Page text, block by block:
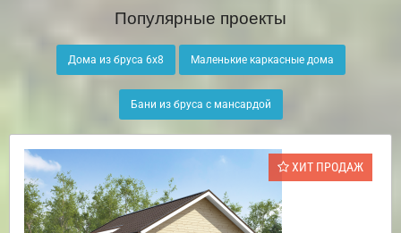
Популярные проекты
Дома из бруса 6х8 Маленькие каркасные дома
Бани из бруса с мансардой
ХИТ ПРОДАЖ